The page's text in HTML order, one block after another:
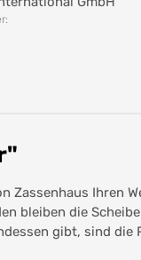
Zassenhaus Ihren
bleiben die
gibt, sind